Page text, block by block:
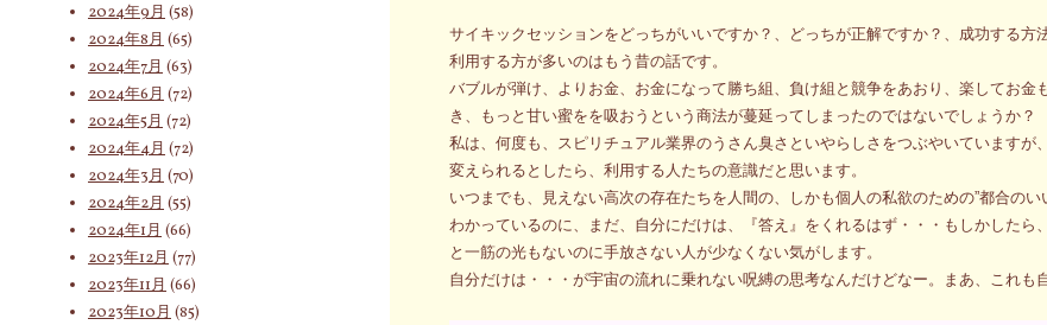
サイキックセッションをどっちがいいですか？、どっちが正解ですか？、成功する
利用する方が多いのはもう昔の話です。
バブルが弾け、よりお金、お金になって勝ち組、負け組と競争をあおり、楽してお
き、もっと甘い蜜をを吸おうという商法が蔓延ってしまったのではないでしょうか？
私は、何度も、スピリチュアル業界のうさん臭さといやらしさをつぶやいていますが
変えられるとしたら、利用する人たちの意識だと思います。
いつまでも、見えない高次の存在たちを人間の、しかも個人の私欲のための”都合の
わかっているのに、まだ、自分にだけは、『答え』をくれるはず・・・もしかしたら
と一筋の光もないのに手放さない人が少なくない気がします。
自分だけは・・・が宇宙の流れに乗れない呪縛の思考なんだけどなー。まあ、これも
2024年9月 (58)
2024年8月 (65)
2024年7月 (63)
2024年6月 (72)
2024年5月 (72)
2024年4月 (72)
2024年3月 (70)
2024年2月 (55)
2024年1月 (66)
2023年12月 (77)
2023年11月 (66)
2023年10月 (85)